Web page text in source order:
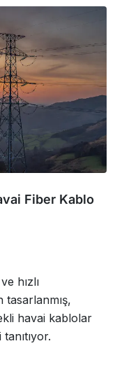
Fiber Kablo
hızlı
tasarlanmış,
havai kablolar